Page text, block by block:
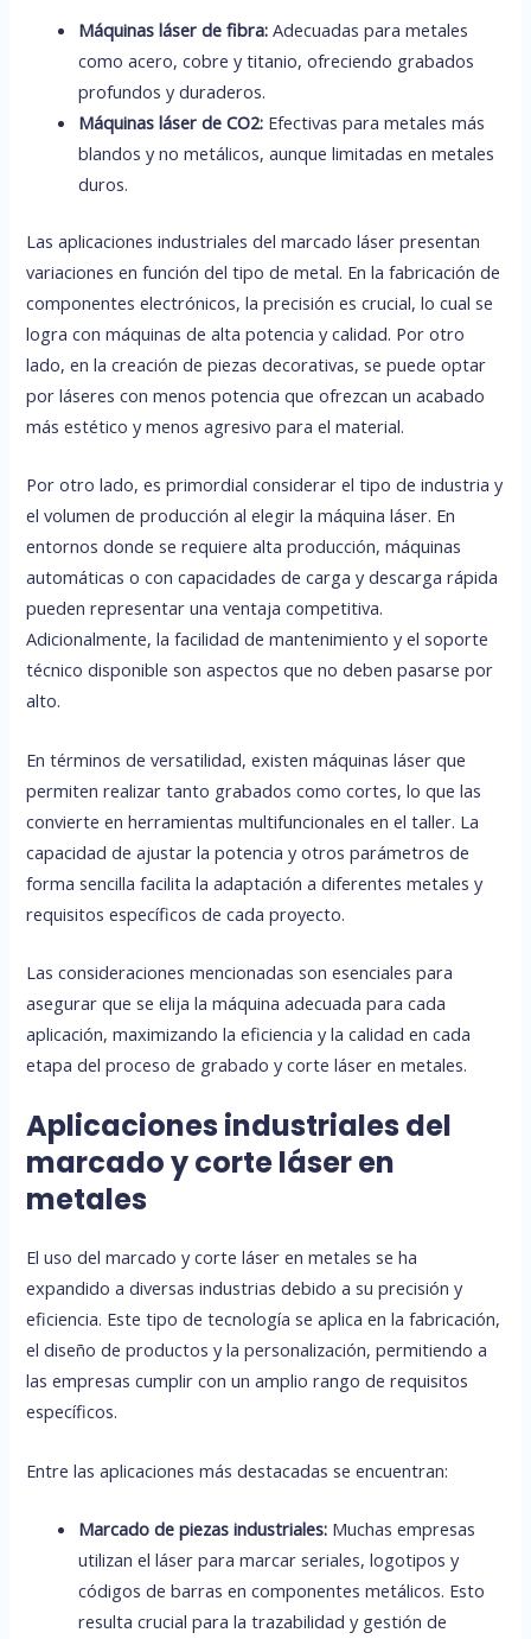
Máquinas láser de fibra: Adecuadas para metales
como acero, cobre y titanio, ofreciendo grabados
profundos y duraderos.
Máquinas láser de CO2: Efectivas para metales más
blandos y no metálicos, aunque limitadas en metales
duros.
Las aplicaciones industriales del marcado láser presentan
variaciones en función del tipo de metal. En la fabricación de
componentes electrónicos, la precisión es crucial, lo cual se
logra con máquinas de alta potencia y calidad. Por otro
lado, en la creación de piezas decorativas, se puede optar
por láseres con menos potencia que ofrezcan un acabado
más estético y menos agresivo para el material.
Por otro lado, es primordial considerar el tipo de industria y
el volumen de producción al elegir la máquina láser. En
entornos donde se requiere alta producción, máquinas
automáticas o con capacidades de carga y descarga rápida
pueden representar una ventaja competitiva.
Adicionalmente, la facilidad de mantenimiento y el soporte
técnico disponible son aspectos que no deben pasarse por
alto.
En términos de versatilidad, existen máquinas láser que
permiten realizar tanto grabados como cortes, lo que las
convierte en herramientas multifuncionales en el taller. La
capacidad de ajustar la potencia y otros parámetros de
forma sencilla facilita la adaptación a diferentes metales y
requisitos específicos de cada proyecto.
Las consideraciones mencionadas son esenciales para
asegurar que se elija la máquina adecuada para cada
aplicación, maximizando la eficiencia y la calidad en cada
etapa del proceso de grabado y corte láser en metales.
Aplicaciones industriales del
marcado y corte láser en
metales
El uso del marcado y corte láser en metales se ha
expandido a diversas industrias debido a su precisión y
eficiencia. Este tipo de tecnología se aplica en la fabricación,
el diseño de productos y la personalización, permitiendo a
las empresas cumplir con un amplio rango de requisitos
específicos.
Entre las aplicaciones más destacadas se encuentran:
Marcado de piezas industriales: Muchas empresas
utilizan el láser para marcar seriales, logotipos y
códigos de barras en componentes metálicos. Esto
resulta crucial para la trazabilidad y gestión de